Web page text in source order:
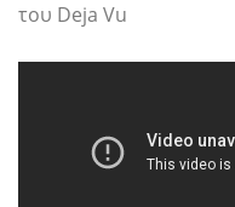
του Deja Vu